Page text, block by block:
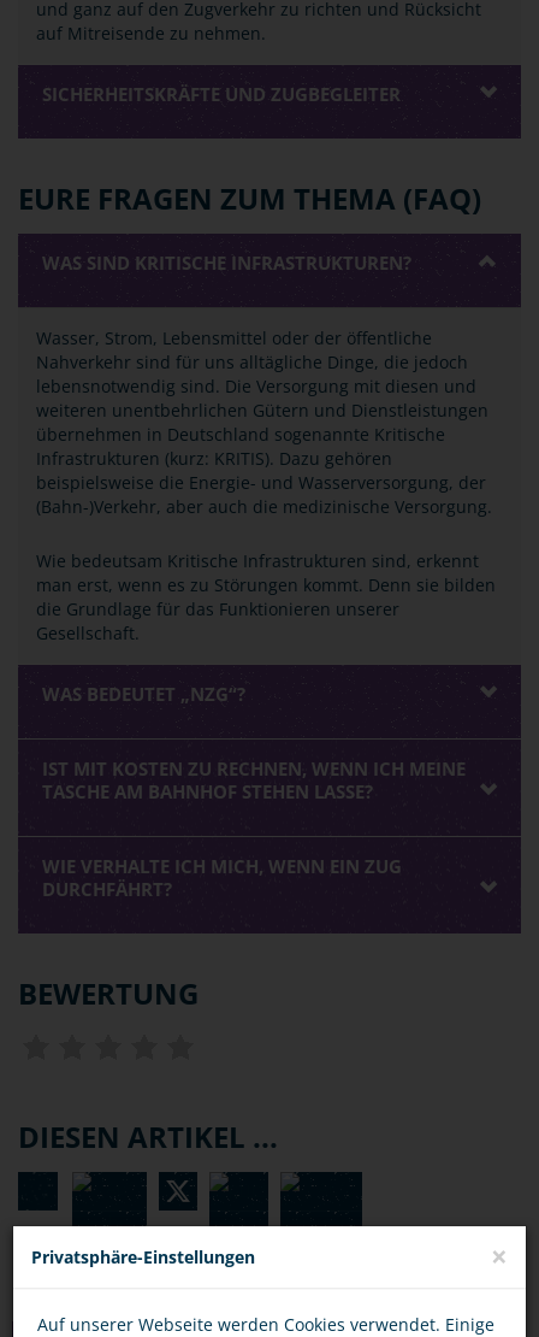
und ganz auf den Zugverkehr zu richten und Rücksicht
auf Mitreisende zu nehmen.
SICHERHEITSKRÄFTE UND ZUGBEGLEITER
EURE FRAGEN ZUM THEMA (FAQ)
WAS SIND KRITISCHE INFRASTRUKTUREN?
Wasser, Strom, Lebensmittel oder der öffentliche
Nahverkehr sind für uns alltägliche Dinge, die jedoch
lebensnotwendig sind. Die Versorgung mit diesen und
weiteren unentbehrlichen Gütern und Dienstleistungen
übernehmen in Deutschland sogenannte Kritische
Infrastrukturen (kurz: KRITIS). Dazu gehören
beispielsweise die Energie- und Wasserversorgung, der
(Bahn-)Verkehr, aber auch die medizinische Versorgung.
Wie bedeutsam Kritische Infrastrukturen sind, erkennt
man erst, wenn es zu Störungen kommt. Denn sie bilden
die Grundlage für das Funktionieren unserer
Gesellschaft.
WAS BEDEUTET „NZG“?
IST MIT KOSTEN ZU RECHNEN, WENN ICH MEINE
TASCHE AM BAHNHOF STEHEN LASSE?
WIE VERHALTE ICH MICH, WENN EIN ZUG
DURCHFÄHRT?
BEWERTUNG
DIESEN ARTIKEL ...
Privatsphäre-Einstellungen ×
Auf unserer Webseite werden Cookies verwendet. Einige